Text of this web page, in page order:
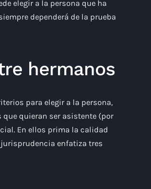
elegir a la persona que ha
dependerá de la prueba
hermanos
para elegir a la persona,
que quieran ser asistente (por
En ellos prima la calidad
enfatiza tres